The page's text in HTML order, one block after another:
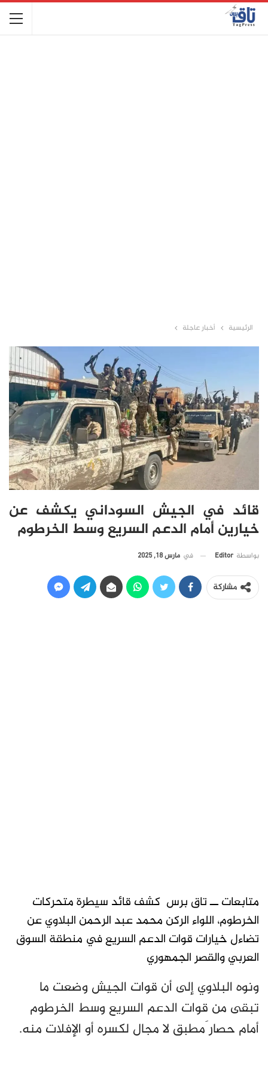
الرئيسية أخبار عاجلة
قائد في الجيش السوداني يكشف عن
خيارين أمام الدعم السريع وسط الخرطوم
بواسطة Editor في مارس 18, 2025
مشاركة
متابعات ــ تاق برس كشف قائد سيطرة متحركات
الخرطوم، اللواء الركن محمد عبد الرحمن البلاوي عن
تضاءل خيارات قوات الدعم السريع في منطقة السوق
العربي والقصر الجمهوري
ونوه البلاوي إلى أن قوات الجيش وضعت ما
تبقى من قوات الدعم السريع وسط الخرطوم
أمام حصار َمطبق لا مجال لكسره أو الإفلات منه.